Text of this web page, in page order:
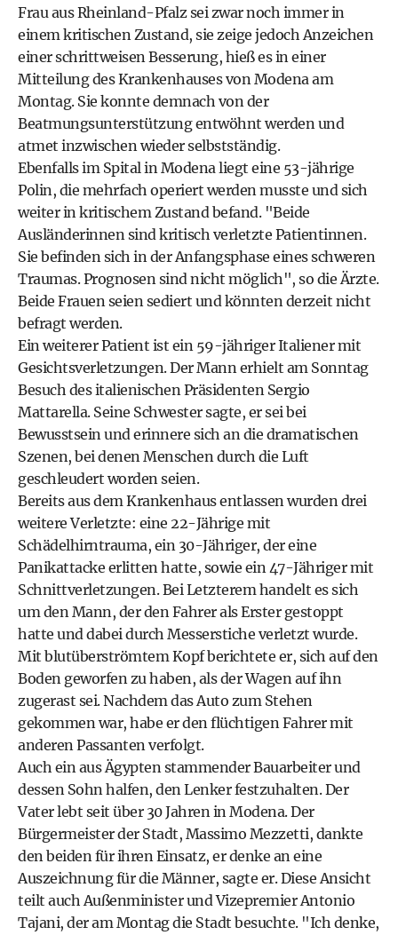
Frau aus Rheinland-Pfalz sei zwar noch immer in
einem kritischen Zustand, sie zeige jedoch Anzeichen
einer schrittweisen Besserung, hieß es in einer
Mitteilung des Krankenhauses von Modena am
Montag. Sie konnte demnach von der
Beatmungsunterstützung entwöhnt werden und
atmet inzwischen wieder selbstständig.
Ebenfalls im Spital in Modena liegt eine 53-jährige
Polin, die mehrfach operiert werden musste und sich
weiter in kritischem Zustand befand. "Beide
Ausländerinnen sind kritisch verletzte Patientinnen.
Sie befinden sich in der Anfangsphase eines schweren
Traumas. Prognosen sind nicht möglich", so die Ärzte.
Beide Frauen seien sediert und könnten derzeit nicht
befragt werden.
Ein weiterer Patient ist ein 59-jähriger Italiener mit
Gesichtsverletzungen. Der Mann erhielt am Sonntag
Besuch des italienischen Präsidenten Sergio
Mattarella. Seine Schwester sagte, er sei bei
Bewusstsein und erinnere sich an die dramatischen
Szenen, bei denen Menschen durch die Luft
geschleudert worden seien.
Bereits aus dem Krankenhaus entlassen wurden drei
weitere Verletzte: eine 22-Jährige mit
Schädelhirntrauma, ein 30-Jähriger, der eine
Panikattacke erlitten hatte, sowie ein 47-Jähriger mit
Schnittverletzungen. Bei Letzterem handelt es sich
um den Mann, der den Fahrer als Erster gestoppt
hatte und dabei durch Messerstiche verletzt wurde.
Mit blutüberströmtem Kopf berichtete er, sich auf den
Boden geworfen zu haben, als der Wagen auf ihn
zugerast sei. Nachdem das Auto zum Stehen
gekommen war, habe er den flüchtigen Fahrer mit
anderen Passanten verfolgt.
Auch ein aus Ägypten stammender Bauarbeiter und
dessen Sohn halfen, den Lenker festzuhalten. Der
Vater lebt seit über 30 Jahren in Modena. Der
Bürgermeister der Stadt, Massimo Mezzetti, dankte
den beiden für ihren Einsatz, er denke an eine
Auszeichnung für die Männer, sagte er. Diese Ansicht
teilt auch Außenminister und Vizepremier Antonio
Tajani, der am Montag die Stadt besuchte. "Ich denke,